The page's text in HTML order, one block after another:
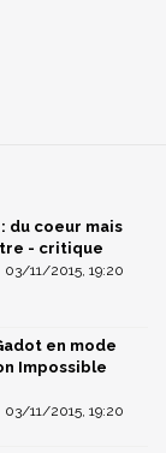
du coeur mais
- critique
03/11/2015, 19:20
en mode
Impossible
03/11/2015, 19:20